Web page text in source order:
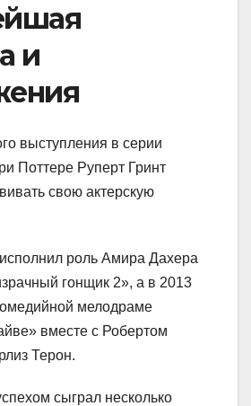
и
выступления в серии
Поттере Руперт Гринт
свою актерскую
роль Амира Дахера
гонщик 2», а в 2013
мелодраме
вместе с Робертом
Терон.
сыграл несколько